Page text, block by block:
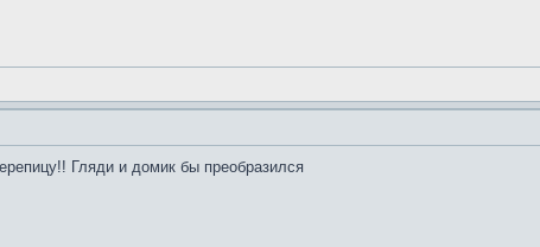
Гляди и домик бы преобразился